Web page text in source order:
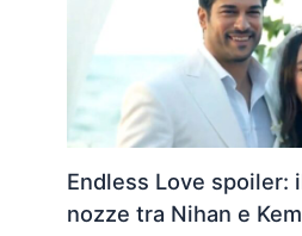
Endless Love spoiler:
nozze tra Nihan e